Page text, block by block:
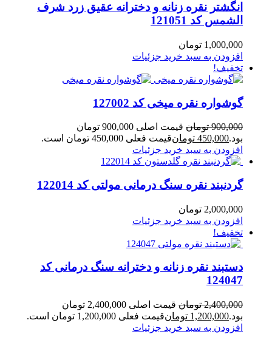
انگشتر نقره زنانه و دخترانه عقیق زرد شرف
الشمس کد 121051
1,000,000 تومان
افزودن به سبد خرید جزئیات
تخفیف!
گوشواره نقره میخی کد 127002
900,000 تومان
قیمت اصلی 900,000 تومان
450,000 تومانقیمت فعلی 450,000 تومان است.
افزودن به سبد خرید جزئیات
گردنبند نقره سنگ درمانی مولتی کد 122014
2,000,000 تومان
افزودن به سبد خرید جزئیات
تخفیف!
دستبند نقره زنانه و دخترانه سنگ درمانی کد
124047
2,400,000 تومان
قیمت اصلی 2,400,000 تومان
1,200,000 تومانقیمت فعلی 1,200,000 تومان است.
افزودن به سبد خرید جزئیات